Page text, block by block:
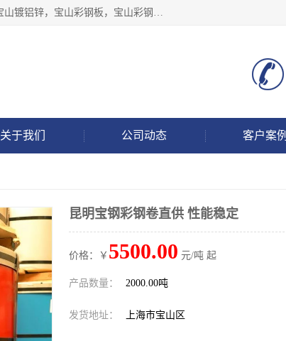
上海轩本实业有限公司于2017年注册地位于上海市宝山区，主要经营产品有：宝山彩钢卷，宝山镀铝锌，宝山彩钢板，宝山彩钢瓦等产品的生产和销售。
关于我们 公司动态 客户案例
昆明宝钢彩钢卷直供 性能稳定
价格：￥ 5500.00 元/吨 起
产品数量： 2000.00吨
发货地址： 上海市宝山区